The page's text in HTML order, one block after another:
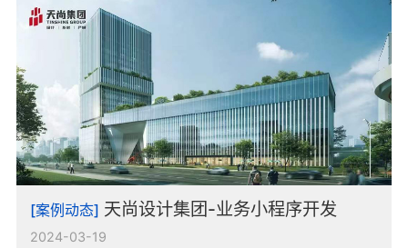
举办，不仅全方位展示了富阳“会”在...
[案例动态] 天尚设计集团-业务小程序开发
2024-03-19